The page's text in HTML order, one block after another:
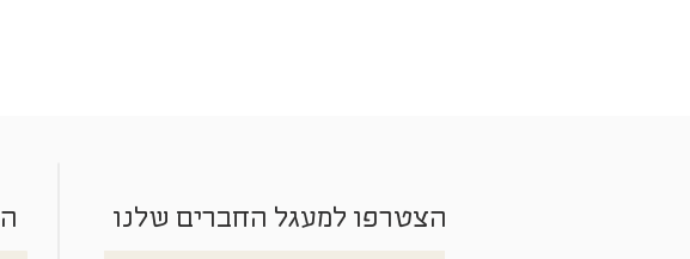
הצטרפו למעגל החברים שלנו